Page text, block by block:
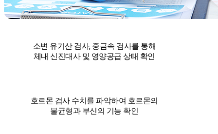
소변 유기산 검사, 중금속 검사를 통해
체내 신진대사 및 영양공급 상태 확인
호르몬 검사 수치를 파악하여 호르몬의
불균형과 부신의 기능 확인